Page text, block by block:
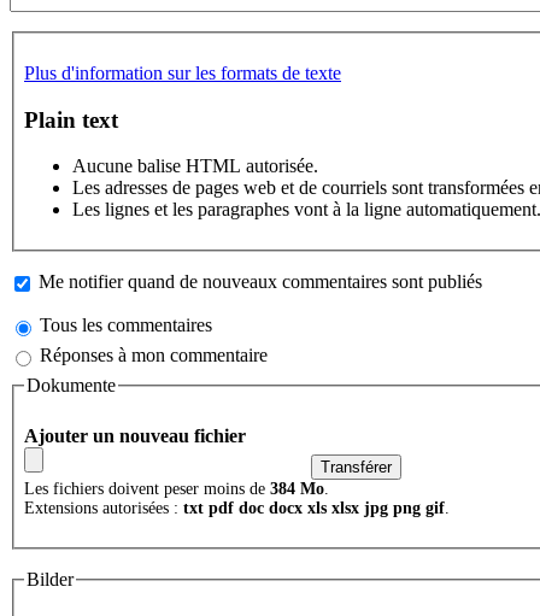
Plus d'information sur les formats de texte
Plain text
Aucune balise HTML autorisée.
Les adresses de pages web et de courriels sont transformées
Les lignes et les paragraphes vont à la ligne automatiquement.
Me notifier quand de nouveaux commentaires sont publiés
Tous les commentaires
Réponses à mon commentaire
Dokumente
Ajouter un nouveau fichier
Les fichiers doivent peser moins de 384 Mo
Extensions autorisées : txt pdf doc docx xls xlsx jpg png gif
Bilder